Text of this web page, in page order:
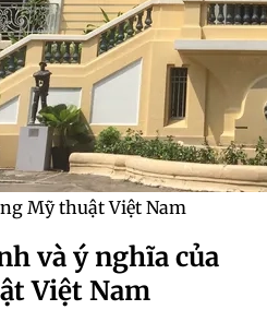
Mỹ thuật Việt Nam
và ý nghĩa của
Việt Nam